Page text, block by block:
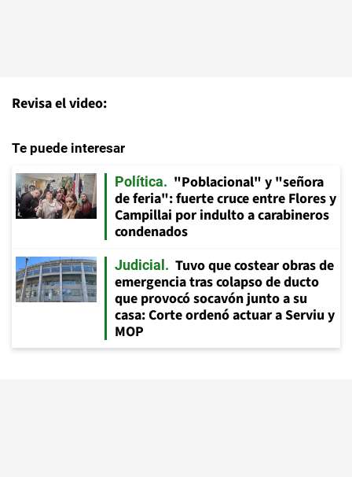
Revisa el video:
Te puede interesar
Política
"Poblacional" y "señora
de feria": fuerte cruce entre Flores y
Campillai por indulto a carabineros
condenados
Judicial
Tuvo que costear obras de
emergencia tras colapso de ducto
que provocó socavón junto a su
casa: Corte ordenó actuar a Serviu y
MOP